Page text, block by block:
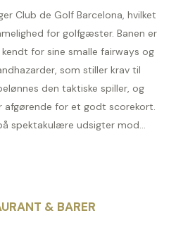
Club de Golf Barcelona, hvilket
for golfgæster. Banen er
for sine smalle fairways og
som stiller krav til
den taktiske spiller, og
afgørende for et godt scorekort.
spektakulære udsigter mod...
& BARER